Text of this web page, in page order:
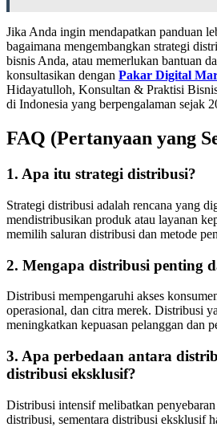
Jika Anda ingin mendapatkan panduan
bagaimana mengembangkan strategi
bisnis Anda, atau memerlukan bantuan
konsultasikan dengan Pakar Digital
Hidayatulloh, Konsultan & Praktisi
di Indonesia yang berpengalaman sejak
FAQ (Pertanyaan yang
1. Apa itu strategi distribusi?
Strategi distribusi adalah rencana yang
mendistribusikan produk atau layanan
memilih saluran distribusi dan metode
2. Mengapa distribusi penting
Distribusi mempengaruhi akses
operasional, dan citra merek. Distribusi
meningkatkan kepuasan pelanggan dan
3. Apa perbedaan antara
distribusi eksklusif?
Distribusi intensif melibatkan
distribusi, sementara distribusi eksklusif